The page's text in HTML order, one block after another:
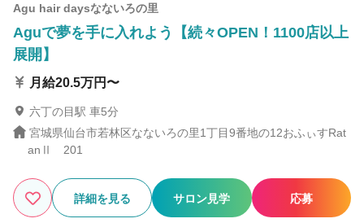
Agu hair daysなないろの里
Aguで夢を手に入れよう【続々OPEN！1100店以上
展開】
月給20.5万円〜
六丁の目駅 車5分
宮城県仙台市若林区なないろの里1丁目9番地の12おふぃすRat
anⅡ 201
詳細を見る サロン見学 応募